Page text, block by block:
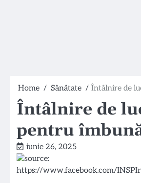
Home Sănătate Întâlnire de
Întâlnire de
pentru
iunie 26, 2025